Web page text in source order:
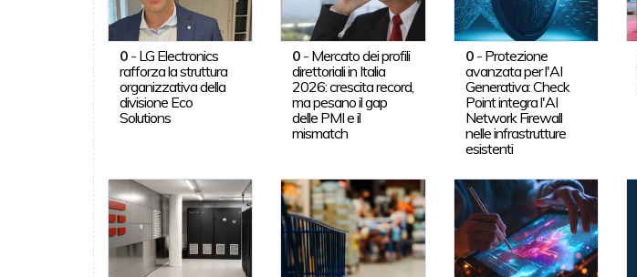
0- LG Electronics
rafforza la struttura
organizzativa della
divisione Eco
Solutions
0 - Mercato dei profili
direttoriali in Italia
2026: crescita record,
ma pesano il gap
delle PMI e il
mismatch
0- Protezione
avanzata per l'AI
Generativa: Check
Point integra l'AI
Network Firewall
nelle infrastrutture
esistenti